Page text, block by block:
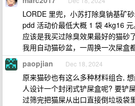
LORDE 里兜，小苏打除臭钠基矿砂
pdd 活动价最低大概 1 袋 4kg16 元
应该是我买过除臭效果最好的猫砂了
我用自动猫砂盆，一周换一次屎盒
paopjian Dec 18, 2024
原来猫砂也有这么多种材料组合,
人设计一个封闭式铲屎盒呢? 要铲
过筛完把猫屎从出口直接倒垃圾袋